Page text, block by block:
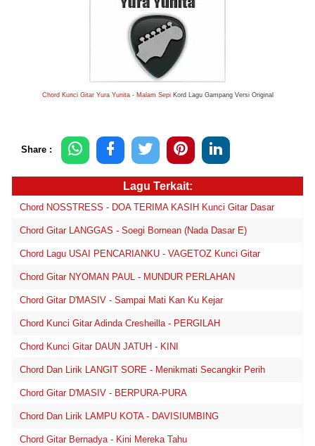
Chord Kunci Gitar Yura Yunita - Malam SepiKord Lagu Gampang Versi Original
Share :
Lagu Terkait:
Chord NOSSTRESS - DOA TERIMA KASIH Kunci Gitar Dasar
Chord Gitar LANGGAS - Soegi Bornean (Nada Dasar E)
Chord Lagu USAI PENCARIANKU - VAGETOZ Kunci Gitar
Chord Gitar NYOMAN PAUL - MUNDUR PERLAHAN
Chord Gitar D'MASIV - Sampai Mati Kan Ku Kejar
Chord Kunci Gitar Adinda Cresheilla - PERGILAH
Chord Kunci Gitar DAUN JATUH - KINI
Chord Dan Lirik LANGIT SORE - Menikmati Secangkir Perih
Chord Gitar D'MASIV - BERPURA-PURA
Chord Dan Lirik LAMPU KOTA - DAVISIUMBING
Chord Gitar Bernadya - Kini Mereka Tahu